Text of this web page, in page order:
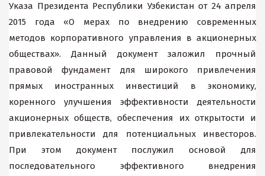
Указа Президента Республики Узбекистан от 24 апреля
2015 года «О мерах по внедрению современных
методов корпоративного управления в акционерных
обществах». Данный документ заложил прочный
правовой фундамент для широкого привлечения
прямых иностранных инвестиций в экономику,
коренного улучшения эффективности деятельности
акционерных обществ, обеспечения их открытости и
привлекательности для потенциальных инвесторов.
При этом документ послужил основой для
последовательного эффективного внедрения